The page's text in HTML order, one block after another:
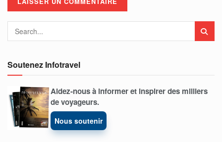
Soutenez Infotravel
Aidez-nous à informer et inspirer des milliers
de voyageurs.
Nous soutenir